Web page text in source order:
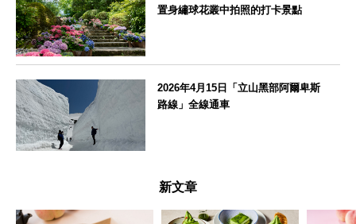
置身繡球花叢中拍照的打卡景點
2026年4月15日「立山黑部阿爾卑斯
路線」全線通車
新文章